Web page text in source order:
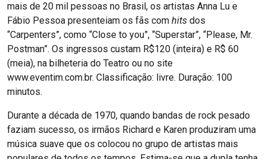
mais de 20 mil pessoas no Brasil, os artistas Anna Lu e
Fábio Pessoa presenteiam os fãs com hits dos
“Carpenters”, como “Close to you”, “Superstar”, “Please, Mr.
Postman”. Os ingressos custam R$120 (inteira) e R$ 60
(meia), na bilheteria do Teatro ou no site
www.eventim.com.br. Classificação: livre. Duração: 100
minutos.
Durante a década de 1970, quando bandas de rock pesado
faziam sucesso, os irmãos Richard e Karen produziram uma
música suave que os colocou no grupo de artistas mais